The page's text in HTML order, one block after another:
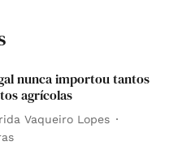
nunca importou tantos
agrícolas
Vaqueiro Lopes